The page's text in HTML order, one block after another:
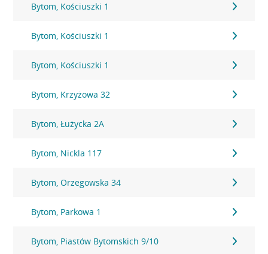
Bytom, Kościuszki 1
Bytom, Kościuszki 1
Bytom, Kościuszki 1
Bytom, Krzyżowa 32
Bytom, Łużycka 2A
Bytom, Nickla 117
Bytom, Orzegowska 34
Bytom, Parkowa 1
Bytom, Piastów Bytomskich 9/10